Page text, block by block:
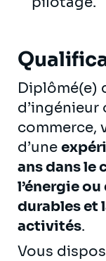
Diplômé(e)
d’ingénieur
commerce,
d’une
ans dans le
l’énergie
durables et
activités.
Vous